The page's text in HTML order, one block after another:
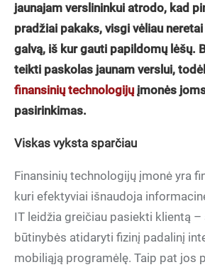
jaunajam verslininkui atrodo, kad
pradžiai pakaks, visgi vėliau
galvą, iš kur gauti papildomų lėšų.
teikti paskolas jaunam verslui, todėl
finansinių technologijųįmonės
pasirinkimas.
Viskas vyksta sparčiau
Finansinių technologijų įmonė yra
kuri efektyviai išnaudoja
IT leidžia greičiau pasiekti klientą
būtinybės atidaryti fizinį padalinį
mobiliąją programėlę. Taip pat jos